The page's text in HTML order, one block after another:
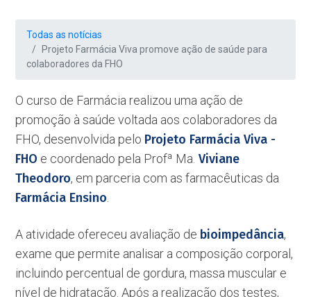
Todas as notícias
Projeto Farmácia Viva promove ação de saúde para
colaboradores da FHO
O curso de Farmácia realizou uma ação de
promoção à saúde voltada aos colaboradores da
FHO, desenvolvida pelo Projeto Farmácia Viva -
FHO e coordenado pela Profª Ma. Viviane
Theodoro, em parceria com as farmacêuticas da
Farmácia Ensino
A atividade ofereceu avaliação de bioimpedância,
exame que permite analisar a composição corporal,
incluindo percentual de gordura, massa muscular e
nível de hidratação. Após a realização dos testes,